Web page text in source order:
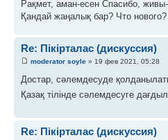
Рақмет, аман-есен Спасибо,
Қандай жаңалық бар? Что нового?
Re: Пікірталас (дискуссия)
moderator soyle » 19 фев 2021, 05:28
Достар, сәлемдесуде
Қазақ тілінде сәлемдесуге
Re: Пікірталас (дискуссия)